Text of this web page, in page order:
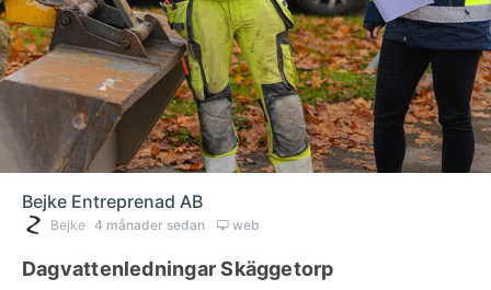
Bejke Entreprenad AB
Bejke 4 månader sedan web
Dagvattenledningar Skäggetorp